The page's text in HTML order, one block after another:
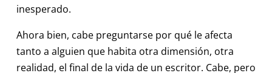
inesperado.
Ahora bien, cabe preguntarse por qué le afecta
tanto a alguien que habita otra dimensión, otra
realidad, el final de la vida de un escritor. Cabe, pero